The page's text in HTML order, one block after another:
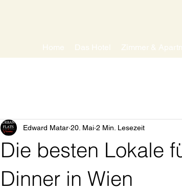
Home
Das Hotel Zimmer &
Die besten Lokale
Dinner in Wien
Edward Matar 20. Mai 2 Min. Lesezeit